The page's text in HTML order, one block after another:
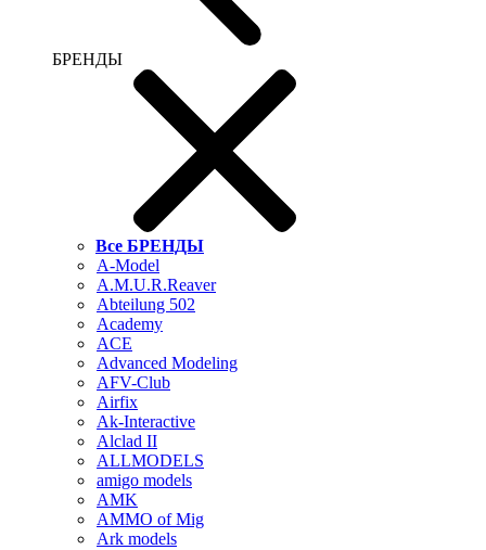
БРЕНДЫ
Все БРЕНДЫ
A-Model
A.M.U.R.Reaver
Abteilung 502
Academy
ACE
Advanced Modeling
AFV-Club
Airfix
Ak-Interactive
Alclad II
ALLMODELS
amigo models
AMK
AMMO of Mig
Ark models